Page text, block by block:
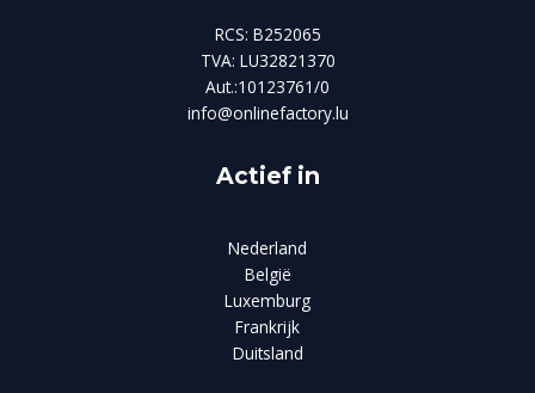
RCS: B252065
TVA: LU32821370
Aut.:10123761/0
info@onlinefactory.lu
Actief in
Nederland
België
Luxemburg
Frankrijk
Duitsland